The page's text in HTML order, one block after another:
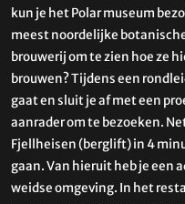
kun je het Polar museum
meest noordelijke
brouwerij om te zien hoe ze
brouwen? Tijdens een
gaat en sluit je af met een
aanrader om te bezoeken.
Fjellheisen (berglift) in 4
gaan. Van hieruit heb je een
weidse omgeving. In het